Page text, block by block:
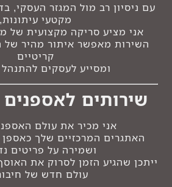
עם ניסיון רב מול המגזר העסקי,
מקטעי עיתונות,
אני מציע סריקה מקצועית של
השירות מאפשר איתור מהיר של
קריטיים
ומסייע לעסקים להתנהל
שירותים לאספנים
אני מכיר את עולם
האתגרים המרכזיים שלך
ושמירה על פריטים
ייתכן שהגיע הזמן לסרוק את
עולם חדש של